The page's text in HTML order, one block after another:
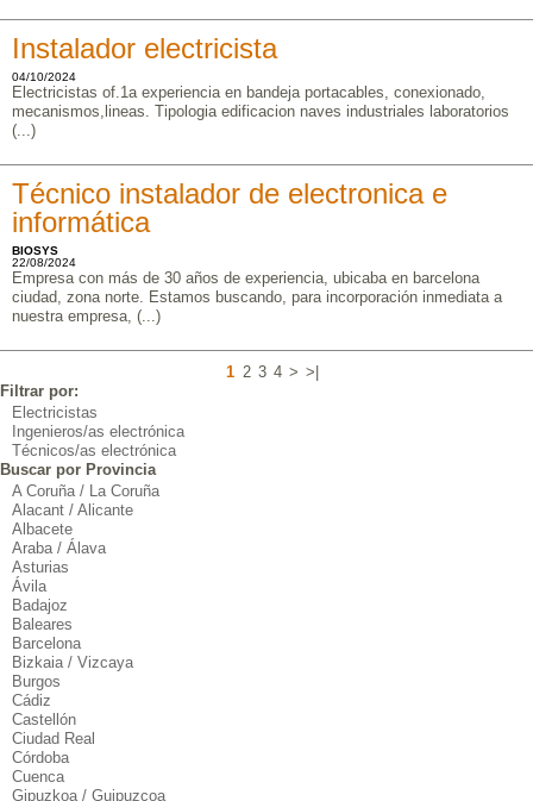
Instalador electricista
04/10/2024
Electricistas of.1a experiencia en bandeja portacables, conexionado,
mecanismos,lineas. Tipologia edificacion naves industriales laboratorios
(...)
Técnico instalador de electronica e
informática
BIOSYS
22/08/2024
Empresa con más de 30 años de experiencia, ubicaba en barcelona
ciudad, zona norte. Estamos buscando, para incorporación inmediata a
nuestra empresa, (...)
1 2 3 4 > >|
Filtrar por:
Electricistas
Ingenieros/as electrónica
Técnicos/as electrónica
Buscar por Provincia
A Coruña / La Coruña
Alacant / Alicante
Albacete
Araba / Álava
Asturias
Ávila
Badajoz
Baleares
Barcelona
Bizkaia / Vizcaya
Burgos
Cádiz
Castellón
Ciudad Real
Córdoba
Cuenca
Gipuzkoa / Guipuzcoa